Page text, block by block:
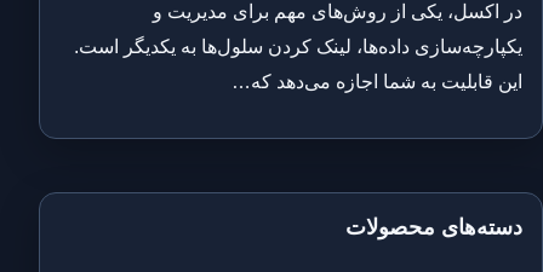
در اکسل، یکی از روش‌های مهم برای مدیریت و
یکپارچه‌سازی داده‌ها، لینک کردن سلول‌ها به یکدیگر است.
این قابلیت به شما اجازه می‌دهد که…
دسته‌های محصولات